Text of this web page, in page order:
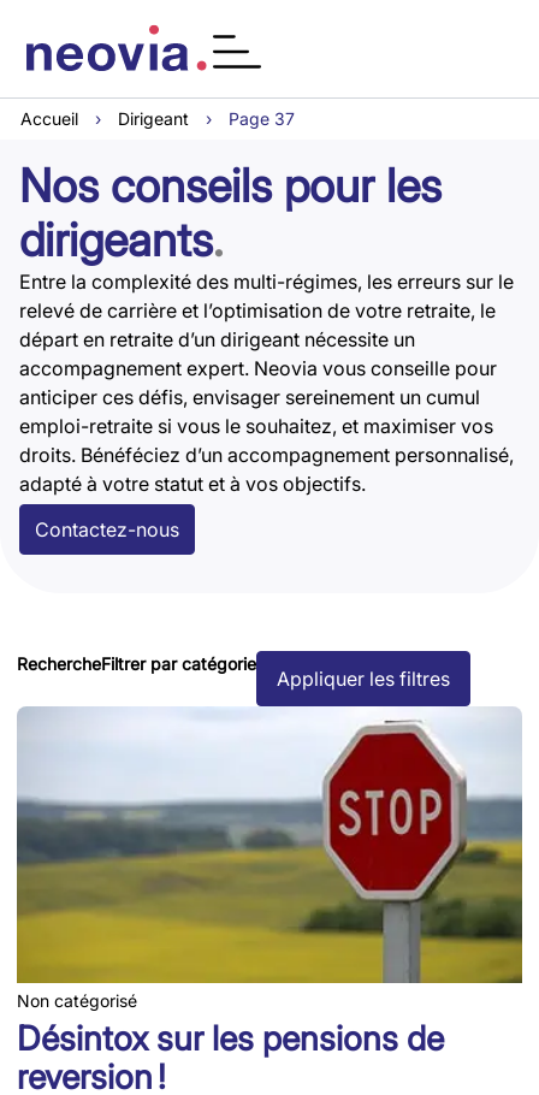
Accueil › Dirigeant › Page 37
Nos conseils pour les
dirigeants.
Entre la complexité des multi-régimes, les erreurs sur le
relevé de carrière et l’optimisation de votre retraite, le
départ en retraite d’un dirigeant nécessite un
accompagnement expert. Neovia vous conseille pour
anticiper ces défis, envisager sereinement un cumul
emploi-retraite si vous le souhaitez, et maximiser vos
droits. Bénéféciez d’un accompagnement personnalisé,
adapté à votre statut et à vos objectifs.
Contactez-nous
RechercheFiltrer par catégorie
Appliquer les filtres
Non catégorisé
Désintox sur les pensions de
reversion !